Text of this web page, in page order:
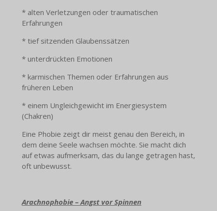
* alten Verletzungen oder traumatischen
Erfahrungen
* tief sitzenden Glaubenssätzen
* unterdrückten Emotionen
* karmischen Themen oder Erfahrungen aus
früheren Leben
* einem Ungleichgewicht im Energiesystem
(Chakren)
Eine Phobie zeigt dir meist genau den Bereich, in
dem deine Seele wachsen möchte. Sie macht dich
auf etwas aufmerksam, das du lange getragen hast,
oft unbewusst.
Arachnophobie – Angst vor Spinnen